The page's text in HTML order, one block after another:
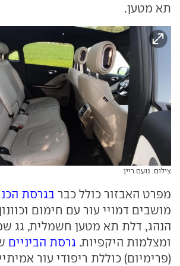
תא מטען.
צילום: נועם ריין
מפרט האבזור כולל כבר בגרסת
מושבים דמויי עור עם חימום
הנהג, דלת תא מטען חשמלית, גג
ומצלמות היקפיות. גרסת הביניים
(פרימיום) כוללת ריפודי עור